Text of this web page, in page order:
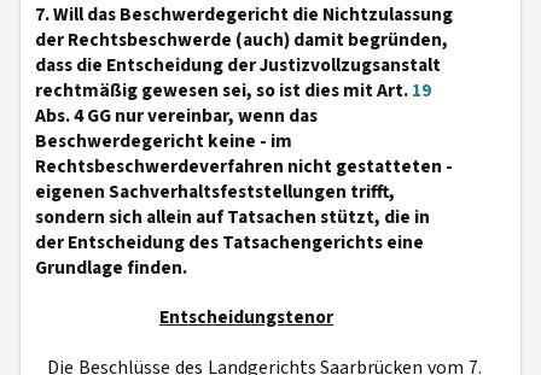
7. Will das Beschwerdegericht die Nichtzulassung
der Rechtsbeschwerde (auch) damit begründen,
dass die Entscheidung der Justizvollzugsanstalt
rechtmäßig gewesen sei, so ist dies mit Art.19
Abs. 4 GG nur vereinbar, wenn das
Beschwerdegericht keine - im
Rechtsbeschwerdeverfahren nicht gestatteten -
eigenen Sachverhaltsfeststellungen trifft,
sondern sich allein auf Tatsachen stützt, die in
der Entscheidung des Tatsachengerichts eine
Grundlage finden.
Entscheidungstenor
Die Beschlüsse des Landgerichts Saarbrücken vom 7.